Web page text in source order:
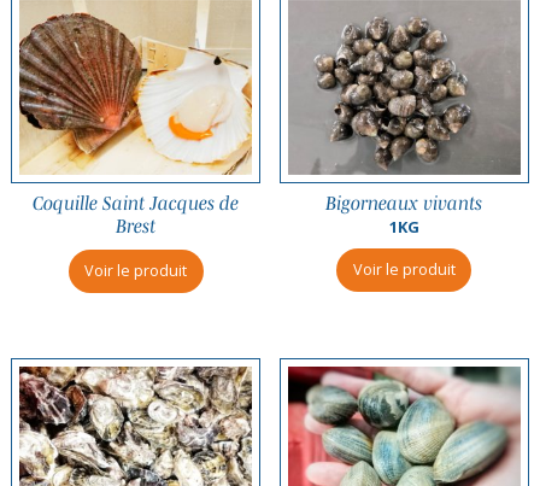
Coquille Saint Jacques de
Brest
Voir le produit
Bigorneaux vivants
1KG
Voir le produit